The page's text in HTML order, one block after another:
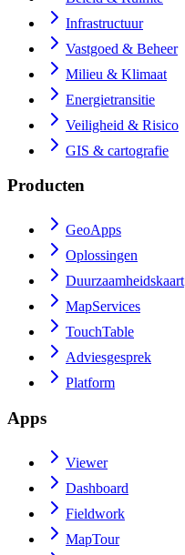
Infrastructuur
Vastgoed & Beheer
Milieu & Klimaat
Energietransitie
Veiligheid & Risico
GIS & cartografie
Producten
GeoApps
Oplossingen
Duurzaamheidskaart
MapServices
TouchTable
Adviesgesprek
Platform
Apps
Viewer
Dashboard
Fieldwork
MapTour